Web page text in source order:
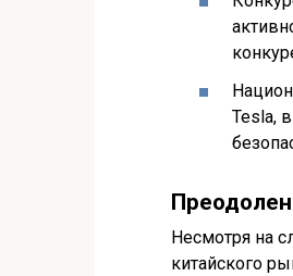
Tesla,
Несмотря на
китайского